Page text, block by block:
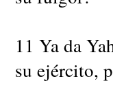
11 Ya da
su ejército,